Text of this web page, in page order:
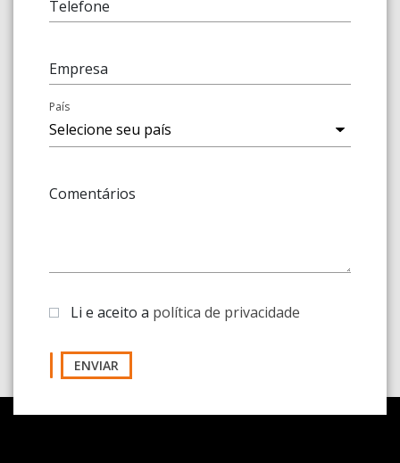
Telefone
Empresa
País
Comentários
Li e aceito a política de privacidade
ENVIAR